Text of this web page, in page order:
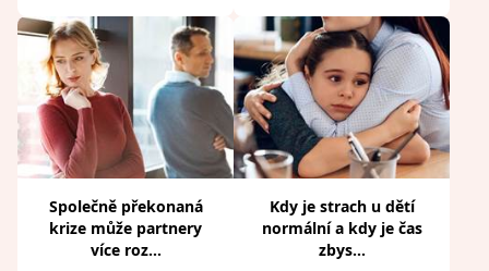
Společně překonaná
krize může partnery
více roz...
Kdy je strach u dětí
normální a kdy je čas
zbys...